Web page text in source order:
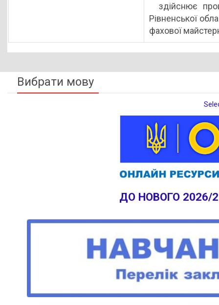
здійснює
Рівненської
фахової
Вибрати мову
ДО НОВОГО 2026/